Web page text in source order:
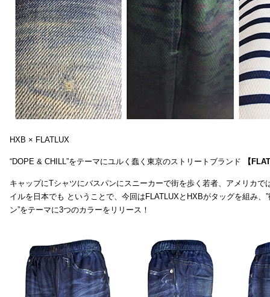
HXB × FLATLUX
“DOPE & CHILL”をテーマにユルく蠢く東京のストリートブランド 【
キャップにTシャツにバスパンにスニーカーで街を歩く若者、アメリカで
イルを日本でも ということで、今回はFLATLUXとHXBがタッグを組み、
ン”をテーマに3つのカラーをリリース！